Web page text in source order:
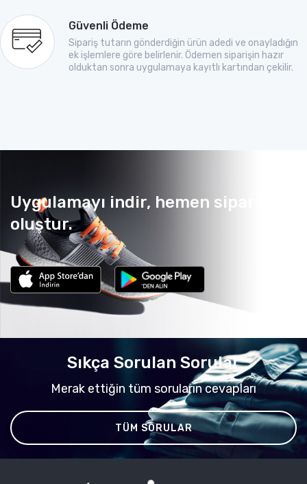
Güvenli Ödeme
Sipariş tutarın gönderdiğin ürün adedi ve onayladığın
ek işlemlere göre belirlenir. Ödemen siparişin hazır
olduktan sonra uygulamaya kayıtlı kartından çekilir.
Uygulamayı indir, hemen sipariş
oluştur.
Sıkça Sorulan Sorular
Merak ettiğin tüm soruların cevapları
TÜM SORULAR